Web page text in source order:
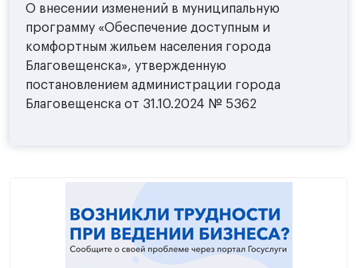
О внесении изменений в муниципальную
программу «Обеспечение доступным и
комфортным жильем населения города
Благовещенска», утвержденную
постановлением администрации города
Благовещенска от 31.10.2024 № 5362